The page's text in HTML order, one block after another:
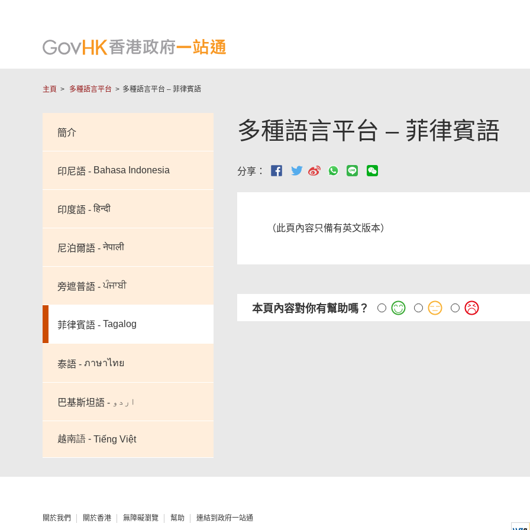
主頁 多種語言平台 多種語言平台 – 菲律賓語
簡介
印尼語 - Bahasa Indonesia
印度語 - हिन्दी
尼泊爾語 - नेपाली
旁遮普語 - ਪੰਜਾਬੀ
菲律賓語 - Tagalog
泰語 - ภาษาไทย
巴基斯坦語 - اردو
越南語 - Tiếng Việt
多種語言平台 – 菲律賓語
分享：
（此頁內容只備有英文版本）
本頁內容對你有幫助嗎？
關於我們 關於香港 無障礙瀏覽 幫助 連結到政府一站通